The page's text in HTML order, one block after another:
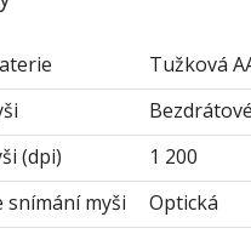
Tužková
(dpi)
1 200
snímání myši
Optická